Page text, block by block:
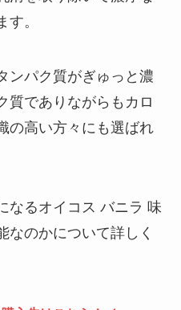
ヨークキャラメルサンドど
える?東京駅で売ってる場
り丸 販売中止の理由は？
で売ってない？
のめざめはどこで買える？
ーや成城石井で売ってる？
。
ンパク質がぎゅっと濃
質でありながらもカロ
の高い方々にも選ばれ
なるオイコス バニラ 味
なのかについて詳しく